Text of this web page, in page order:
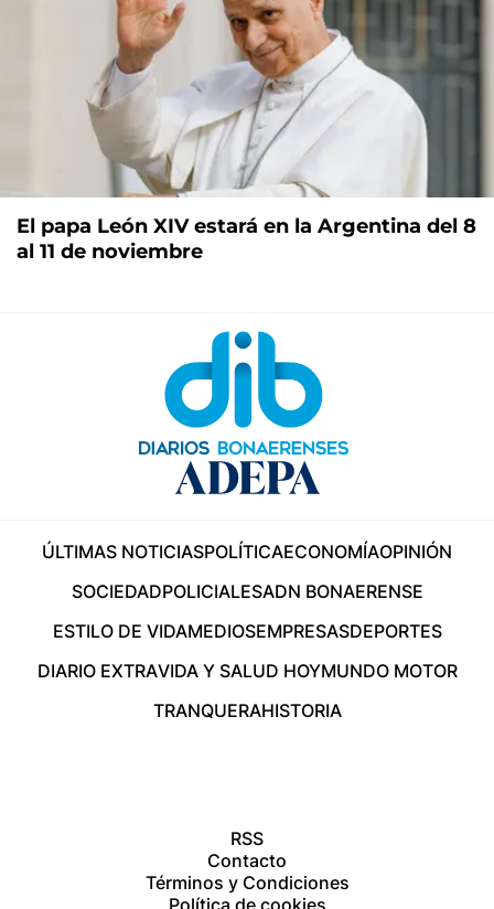
El papa León XIV estará en la Argentina del 8
al 11 de noviembre
ÚLTIMAS NOTICIASPOLÍTICAECONOMÍAOPINIÓN
SOCIEDADPOLICIALESADN BONAERENSE
ESTILO DE VIDAMEDIOSEMPRESASDEPORTES
DIARIO EXTRAVIDA Y SALUD HOYMUNDO MOTOR
TRANQUERAHISTORIA
RSS
Contacto
Términos y Condiciones
Política de cookies